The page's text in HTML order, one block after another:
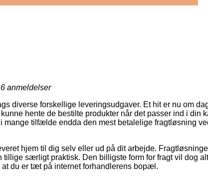
anmeldelser
diverse forskellige leveringsudgaver. Et hit er nu om
hente de bestilte produkter når det passer ind i din
mange tilfælde endda den mest betalelige fragtløsning
hjem til dig selv eller ud på dit arbejde.
tillige særligt praktisk. Den billigste form for fragt vil dog
du er tæt på internet forhandlerens bopæl.